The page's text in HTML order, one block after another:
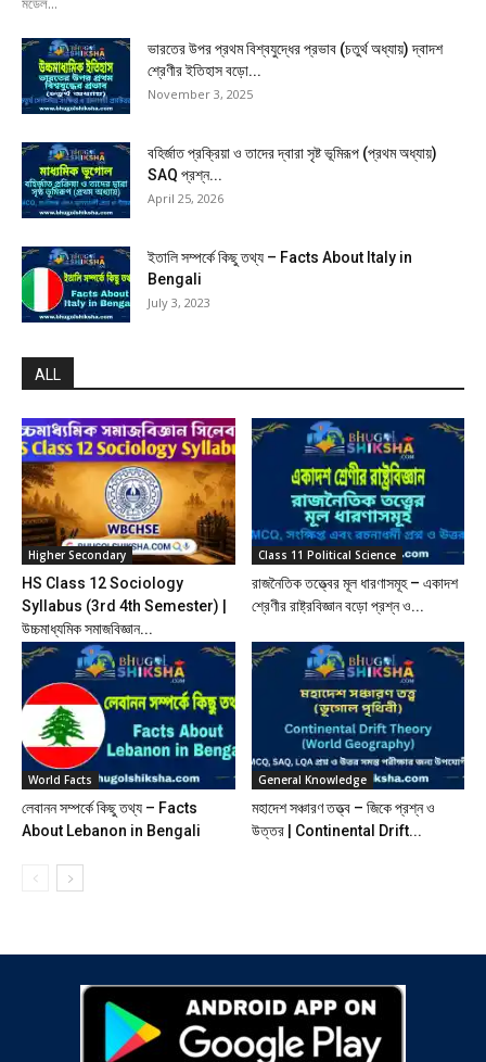
ভারতের উপর প্রথম বিশ্বযুদ্ধের প্রভাব (চতুর্থ অধ্যায়) দ্বাদশ
শ্রেণীর ইতিহাস বড়ো...
November 3, 2025
বহির্জাত প্রক্রিয়া ও তাদের দ্বারা সৃষ্ট ভূমিরূপ (প্রথম অধ্যায়)
SAQ প্রশ্ন...
April 25, 2026
ইতালি সম্পর্কে কিছু তথ্য – Facts About Italy in
Bengali
July 3, 2023
ALL
Higher Secondary
HS Class 12 Sociology
Syllabus (3rd 4th Semester) |
উচ্চমাধ্যমিক সমাজবিজ্ঞান...
Class 11 Political Science
রাজনৈতিক তত্ত্বের মূল ধারণাসমূহ – একাদশ
শ্রেণীর রাষ্ট্রবিজ্ঞান বড়ো প্রশ্ন ও...
World Facts
লেবানন সম্পর্কে কিছু তথ্য – Facts
About Lebanon in Bengali
General Knowledge
মহাদেশ সঞ্চারণ তত্ত্ব – জিকে প্রশ্ন ও
উত্তর | Continental Drift...